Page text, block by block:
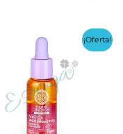
¡Oferta!